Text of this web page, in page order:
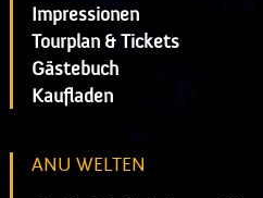
Impressionen
Tourplan & Tickets
Gästebuch
Kaufladen
ANU WELTEN